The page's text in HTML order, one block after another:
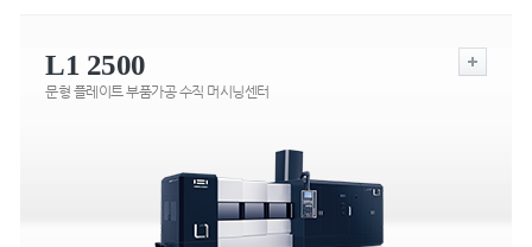
L1 2500
문형 플레이트 부품가공 수직 머시닝센터